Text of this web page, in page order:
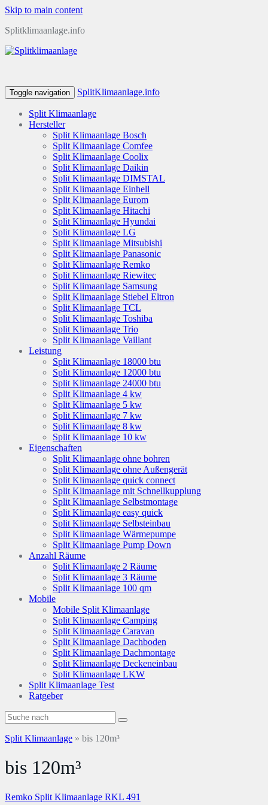
Skip to main content
Splitklimaanlage.info
Toggle navigation SplitKlimaanlage.info
Split Klimaanlage
Hersteller
Split Klimaanlage Bosch
Split Klimaanlage Comfee
Split Klimaanlage Coolix
Split Klimaanlage Daikin
Split Klimaanlage DIMSTAL
Split Klimaanlage Einhell
Split Klimaanlage Eurom
Split Klimaanlage Hitachi
Split Klimaanlage Hyundai
Split Klimaanlage LG
Split Klimaanlage Mitsubishi
Split Klimaanlage Panasonic
Split Klimaanlage Remko
Split Klimaanlage Riewitec
Split Klimaanlage Samsung
Split Klimaanlage Stiebel Eltron
Split Klimaanlage TCL
Split Klimaanlage Toshiba
Split Klimaanlage Trio
Split Klimaanlage Vaillant
Leistung
Split Klimaanlage 18000 btu
Split Klimaanlage 12000 btu
Split Klimaanlage 24000 btu
Split Klimaanlage 4 kw
Split Klimaanlage 5 kw
Split Klimaanlage 7 kw
Split Klimaanlage 8 kw
Split Klimaanlage 10 kw
Eigenschaften
Split Klimaanlage ohne bohren
Split Klimaanlage ohne Außengerät
Split Klimaanlage quick connect
Split Klimaanlage mit Schnellkupplung
Split Klimaanlage Selbstmontage
Split Klimaanlage easy quick
Split Klimaanlage Selbsteinbau
Split Klimaanlage Wärmepumpe
Split Klimaanlage Pump Down
Anzahl Räume
Split Klimaanlage 2 Räume
Split Klimaanlage 3 Räume
Split Klimaanlage 100 qm
Mobile
Mobile Split Klimaanlage
Split Klimaanlage Camping
Split Klimaanlage Caravan
Split Klimaanlage Dachboden
Split Klimaanlage Dachmontage
Split Klimaanlage Deckeneinbau
Split Klimaanlage LKW
Split Klimaanlage Test
Ratgeber
Split Klimaanlage » bis 120m³
bis 120m³
Remko Split Klimaanlage RKL 491